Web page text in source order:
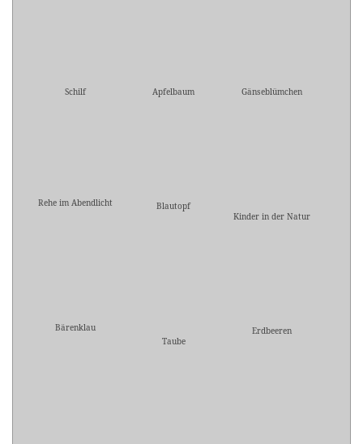
Schilf Apfelbaum Gänseblümchen
Rehe im Abendlicht
Blautopf
Kinder in der Natur
Bärenklau
Taube
Erdbeeren